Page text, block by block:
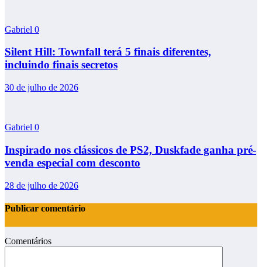
Gabriel 0
Silent Hill: Townfall terá 5 finais diferentes,
incluindo finais secretos
30 de julho de 2026
Gabriel 0
Inspirado nos clássicos de PS2, Duskfade ganha pré-
venda especial com desconto
28 de julho de 2026
Publicar comentário
Comentários